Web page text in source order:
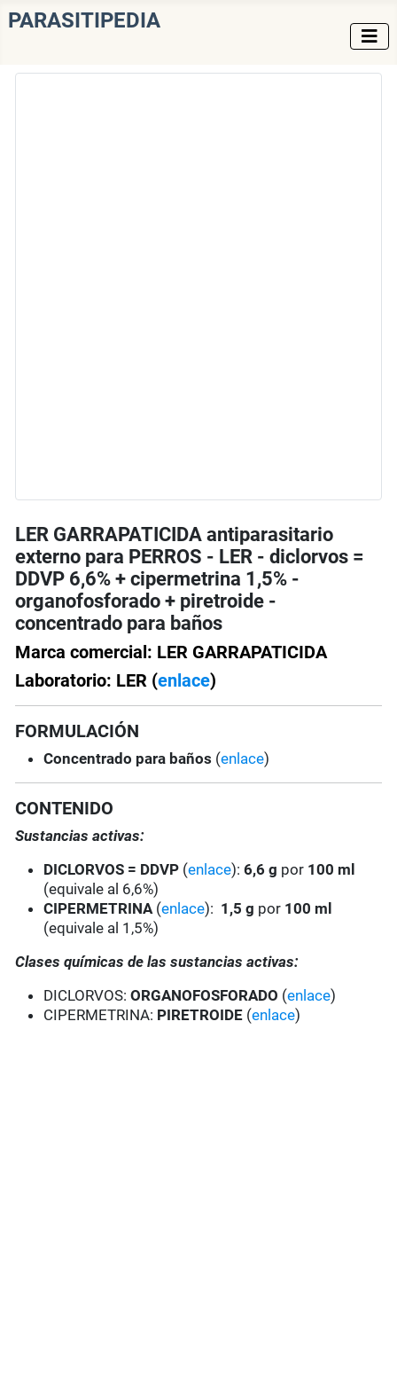
PARASITIPEDIA
LER GARRAPATICIDA antiparasitario
externo para PERROS - LER - diclorvos =
DDVP 6,6% + cipermetrina 1,5% -
organofosforado + piretroide -
concentrado para baños
Marca comercial: LER GARRAPATICIDA
Laboratorio: LER (enlace)
FORMULACIÓN
Concentrado para baños (enlace)
CONTENIDO
Sustancias activas:
DICLORVOS = DDVP (enlace): 6,6 g por 100 ml
(equivale al 6,6%)
CIPERMETRINA(enlace): 1,5 g por 100 ml
(equivale al 1,5%)
Clases químicas de las sustancias activas:
DICLORVOS: ORGANOFOSFORADO (enlace)
CIPERMETRINA: PIRETROIDE (enlace)